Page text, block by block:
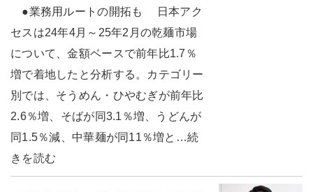
●業務用ルートの開拓も 日本アク
セスは24年4月～25年2月の乾麺市場
について、金額ベースで前年比1.7％
増で着地したと分析する。カテゴリー
別では、そうめん・ひやむぎが前年比
2.6％増、そばが同3.1％増、うどんが
同1.5％減、中華麺が同11％増と…続
きを読む